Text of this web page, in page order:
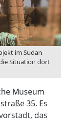
im Sudan
Situation dort
Museum
35. Es
das